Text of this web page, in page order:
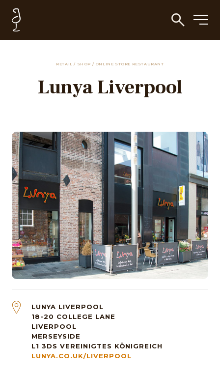
RETAIL / SHOP / ONLINE STORE RESTAURANT
Lunya Liverpool
LUNYA LIVERPOOL
18-20 COLLEGE LANE
LIVERPOOL
MERSEYSIDE
L1 3DS VEREINIGTES KÖNIGREICH
LUNYA.CO.UK/LIVERPOOL